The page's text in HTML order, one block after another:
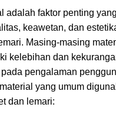
adalah faktor penting yang
keawetan, dan
Masing-masing
kelebihan dan
pengalaman
yang umum
dan lemari: